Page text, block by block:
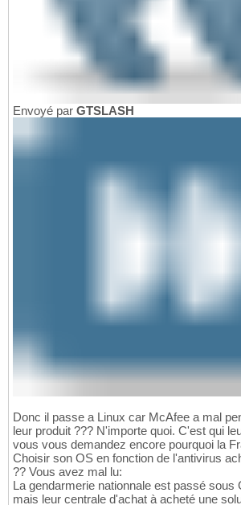
Envoyé par GTSLASH
Donc il passe a Linux car McAfee a mal
leur produit ??? N'importe quoi. C'est qui
vous vous demandez encore pourquoi la
Choisir son OS en fonction de l'antivirus
?? Vous avez mal lu:
La gendarmerie nationnale est passé sous
mais leur centrale d'achat à acheté une